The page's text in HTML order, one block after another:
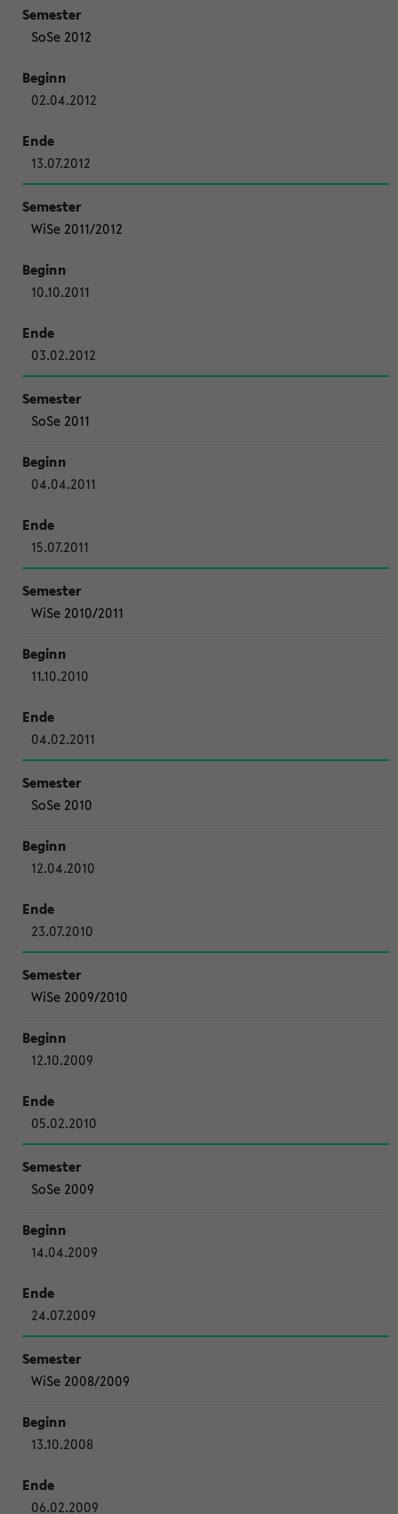
SoSe 2012
02.04.2012
13.07.2012
WiSe 2011/2012
10.10.2011
03.02.2012
SoSe 2011
04.04.2011
15.07.2011
WiSe 2010/2011
11.10.2010
04.02.2011
SoSe 2010
12.04.2010
23.07.2010
WiSe 2009/2010
12.10.2009
05.02.2010
SoSe 2009
14.04.2009
24.07.2009
WiSe 2008/2009
13.10.2008
06.02.2009